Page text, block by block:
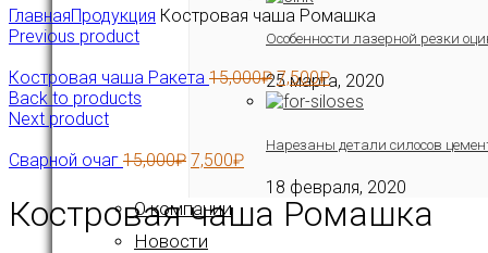
Особенности лазерной резки
25 марта, 2020
Нарезаны детали силосов
18 февраля, 2020
О компании
Новости
ГлавнаяПродукция Костровая чаша Ромашка
Previous product
Костровая чаша Ракета 15,000₽ 7,500₽
Back to products
Next product
Сварной очаг 15,000₽ 7,500₽
Костровая чаша Ромашка